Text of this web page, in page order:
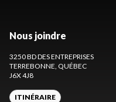
Nous joindre
3250 BD DES ENTREPRISES
TERREBONNE , QUÉBEC
J6X 4J8
ITINÉRAIRE